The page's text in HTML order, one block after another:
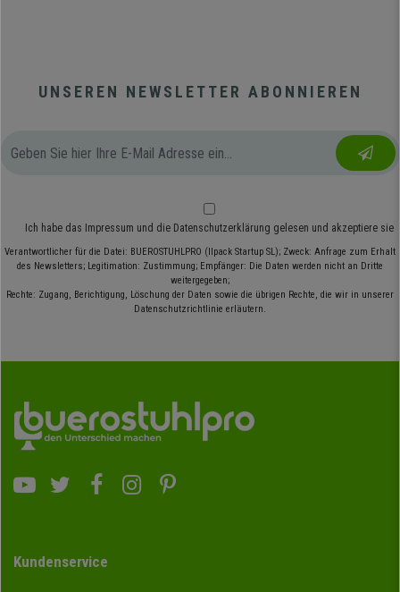
UNSEREN NEWSLETTER ABONNIEREN
Ich habe das Impressum und die Datenschutzerklärung gelesen und akzeptiere sie
Verantwortlicher für die Datei: BUEROSTUHLPRO (Ilpack Startup SL); Zweck: Anfrage zum Erhalt
des Newsletters; Legitimation: Zustimmung; Empfänger: Die Daten werden nicht an Dritte
weitergegeben;
Rechte: Zugang, Berichtigung, Löschung der Daten sowie die übrigen Rechte, die wir in unserer
Datenschutzrichtlinie erläutern.
Kundenservice